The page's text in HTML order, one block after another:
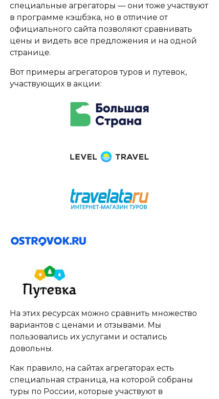
специальные агрегаторы — они тоже участвуют
в программе кэшбэка, но в отличие от
официального сайта позволяют сравнивать
цены и видеть все предложения и на одной
странице.
Вот примеры агрегаторов туров и путевок,
участвующих в акции:
На этих ресурсах можно сравнить множество
вариантов с ценами и отзывами. Мы
пользовались их услугами и остались
довольны.
Как правило, на сайтах агрегаторах есть
специальная страница, на которой собраны
туры по России, которые участвуют в